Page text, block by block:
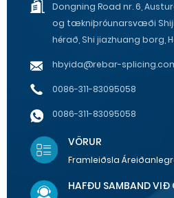
Dongning Road nr. 6,
og tækniþróunarsvæði
hérað, Shi jiazhuang borg,
hbyida@rebar-
0086-311-83095058
0086-311-83095058
VÖRUR
Framleiðsla
HAFÐU SAMBAND VIÐ